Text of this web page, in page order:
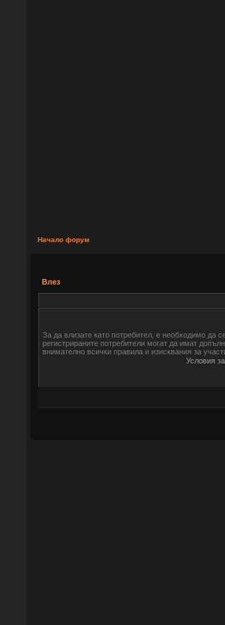
Начало форум
Влез
За да влизате като потребител, е необходимо да
регистрираните потребители могат да имат
внимателно всички правила и изисквания за
Условия